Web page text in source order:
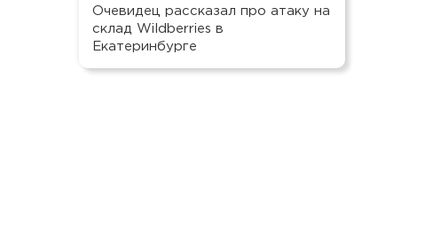
Очевидец рассказал про атаку на
склад Wildberries в
Екатеринбурге